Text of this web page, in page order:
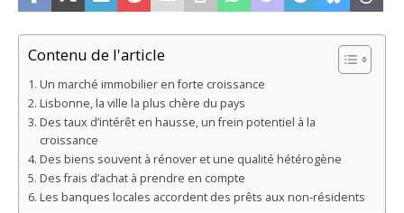
Contenu de l'article
Un marché immobilier en forte croissance
Lisbonne, la ville la plus chère du pays
Des taux d’intérêt en hausse, un frein potentiel à la
croissance
Des biens souvent à rénover et une qualité hétérogène
Des frais d’achat à prendre en compte
Les banques locales accordent des prêts aux non-résidents